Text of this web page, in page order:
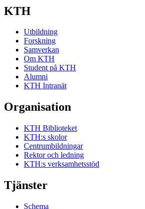
KTH
Utbildning
Forskning
Samverkan
Om KTH
Student på KTH
Alumni
KTH Intranät
Organisation
KTH Biblioteket
KTH:s skolor
Centrumbildningar
Rektor och ledning
KTH:s verksamhetsstöd
Tjänster
Schema